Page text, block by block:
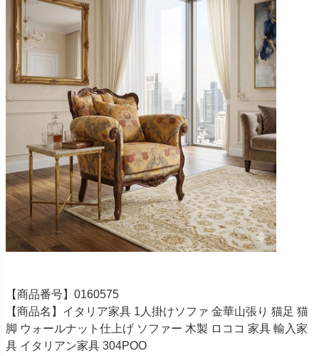
【商品番号】0160575
【商品名】イタリア家具 1人掛けソファ 金華山張り 猫足 猫
脚 ウォールナット仕上げ ソファー 木製 ロココ 家具 輸入家
具 イタリアン家具 304POO